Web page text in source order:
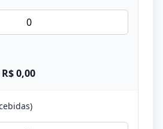
R$ 0,00